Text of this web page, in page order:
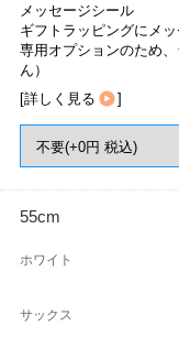
メッセージシール
ギフトラッピングにメ
専用オプションのため
ん）
[詳しく見る ]
55cm
ホワイト
サックス